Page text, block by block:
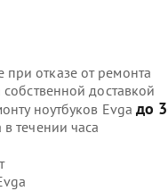
при отказе от ремонта
доставкой
ноутбуков Evga до
течении часа